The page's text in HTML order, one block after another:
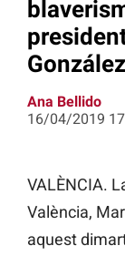
Ana Bellido
16/04/2019
VALÈNCIA.
València,
aquest